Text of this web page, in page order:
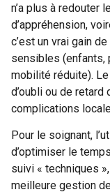
n’a plus à redouter
d’appréhension,
c’est un vrai gain
sensibles (enfants,
mobilité réduite).
d’oubli ou de
complications
Pour le soignant,
d’optimiser le
suivi « techniques
meilleure gestion